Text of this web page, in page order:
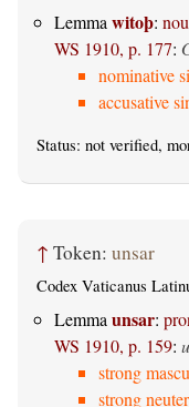
Lemma witoþ:
WS 1910, p. 177:
nominative
accusative
Status: not verified,
↑ Token: unsar
Codex Vaticanus
Lemma unsar:
WS 1910, p. 159:
strong
strong